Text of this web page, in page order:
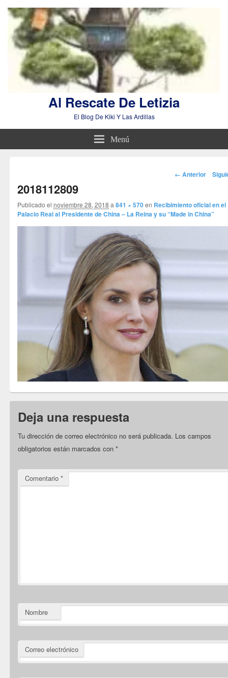
Al Rescate De Letizia
El Blog De Kiki Y Las Ardillas
Menú
Navegador
← Anterior
2018112809
Publicado el noviembre 28, 2018 a841 × 570en Recibimiento oficial en el
Palacio Real al Presidente de China – La Reina y su “Made in China”
Deja una respuesta
Tu dirección de correo electrónico no será publicada. Los campos
obligatorios están marcados con*
Comentario*
Nombre
Correo electrónico